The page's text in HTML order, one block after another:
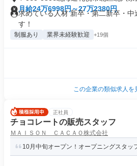
月給24万6998円～27万2380円
求めている人材 新卒・第二新卒・
す！
制服あり 業界未経験歓迎 +19個
この企業の類似求人を
正社員
チョコレートの販売スタッフ
ＭＡＩＳＯＮ ＣＡＣＡＯ株式会社
10月中旬オープン！オープニングスタッ